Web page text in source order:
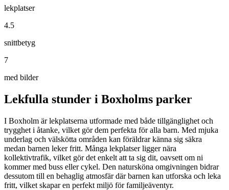
lekplatser
4.5
snittbetyg
7
med bilder
Lekfulla stunder i Boxholms parker
I Boxholm är lekplatserna utformade med både tillgänglighet och
trygghet i åtanke, vilket gör dem perfekta för alla barn. Med mjuka
underlag och välskötta områden kan föräldrar känna sig säkra
medan barnen leker fritt. Många lekplatser ligger nära
kollektivtrafik, vilket gör det enkelt att ta sig dit, oavsett om ni
kommer med buss eller cykel. Den natursköna omgivningen bidrar
dessutom till en behaglig atmosfär där barnen kan utforska och leka
fritt, vilket skapar en perfekt miljö för familjeäventyr.